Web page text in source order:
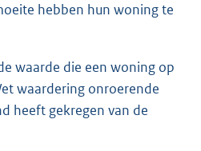
hebben hun woning te
waarde die een woning op
waardering onroerende
heeft gekregen van de